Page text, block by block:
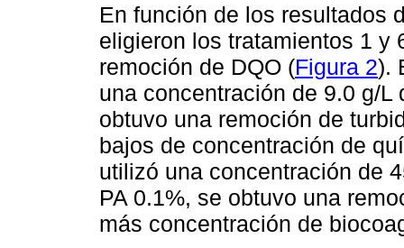
En función de los resultados
eligieron los tratamientos 1 y
remoción de DQO (Figura 2).
una concentración de 9.0 g/L
obtuvo una remoción de
bajos de concentración de
utilizó una concentración de
PA 0.1%, se obtuvo una
más concentración de